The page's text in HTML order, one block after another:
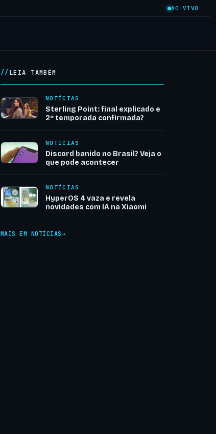
AO VIVO
LEIA TAMBÉM
NOTÍCIAS
Sterling Point: final explicado e
2ª temporada confirmada?
NOTÍCIAS
Discord banido no Brasil? Veja o
que pode acontecer
NOTÍCIAS
HyperOS 4 vaza e revela
novidades com IA na Xiaomi
MAIS EM NOTÍCIAS